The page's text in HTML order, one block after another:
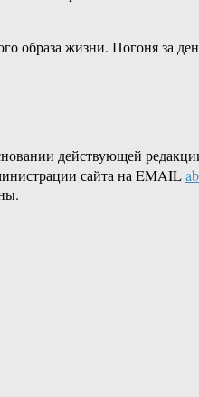
образа жизни. Погоня за
действующей
сайта на EMAIL